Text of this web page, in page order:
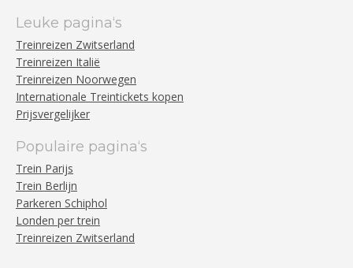
Leuke pagina‘s
Treinreizen Zwitserland
Treinreizen Italië
Treinreizen Noorwegen
Internationale Treintickets kopen
Prijsvergelijker
Populaire pagina‘s
Trein Parijs
Trein Berlijn
Parkeren Schiphol
Londen per trein
Treinreizen Zwitserland